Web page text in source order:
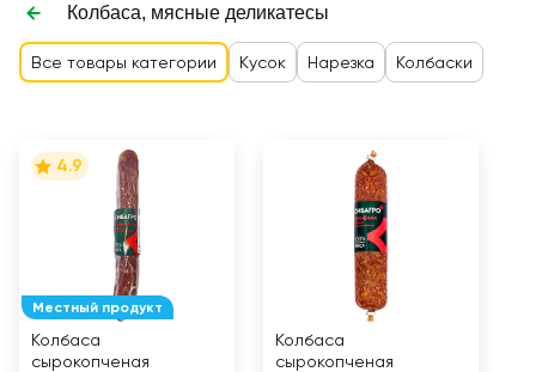
Колбаса, мясные деликатесы
Все товары категории Кусок Нарезка Колбаски
Местный продукт
4.9
Колбаса
сырокопченая
Колбаса
сырокопченая